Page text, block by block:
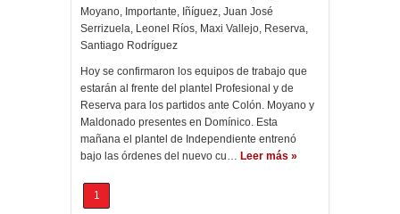
Moyano, Importante, Iñíguez, Juan José
Serrizuela, Leonel Ríos, Maxi Vallejo, Reserva,
Santiago Rodríguez
Hoy se confirmaron los equipos de trabajo que
estarán al frente del plantel Profesional y de
Reserva para los partidos ante Colón. Moyano y
Maldonado presentes en Domínico. Esta
mañana el plantel de Independiente entrenó
bajo las órdenes del nuevo cu… Leer más »
1